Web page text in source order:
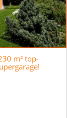
m² top-